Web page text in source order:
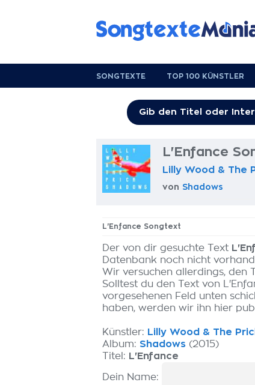
SONGTEXTE TOP 100 KÜNSTLER
L'Enfance
Lilly Wood & The
von Shadows
L'Enfance Songtext
Der von dir gesuchte Text
Datenbank noch nicht
Wir versuchen allerdings, den
Solltest du den Text von
vorgesehenen Feld unten
haben, werden wir ihn hier
Künstler: Lilly Wood & The
Album: Shadows (2015)
Titel: L'Enfance
Dein Name: